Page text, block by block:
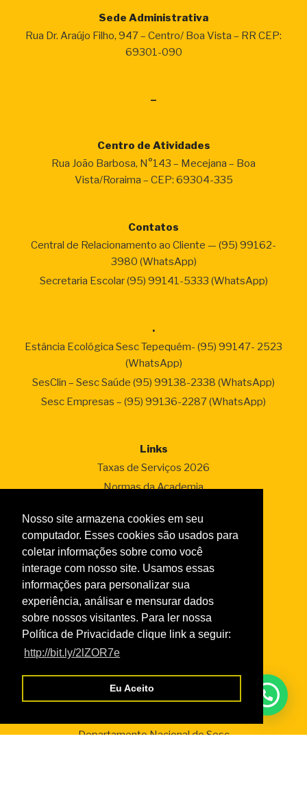
Nosso site armazena cookies em seu
computador. Esses cookies são usados para
coletar informações sobre como você
interage com nosso site. Usamos essas
informações para personalizar sua
experiência, análisar e mensurar dados
sobre nossos visitantes. Para ler nossa
Política de Privacidade clique link a seguir:
http://bit.ly/2lZOR7e
Eu Aceito
Sede Administrativa
Rua Dr. Araújo Filho, 947 – Centro/ Boa Vista – RR CEP:
69301-090
–
Centro de Atividades
Rua João Barbosa, N°143 – Mecejana – Boa
Vista/Roraima – CEP: 69304-335
Contatos
Central de Relacionamento ao Cliente — (95) 99162-
3980 (WhatsApp)
Secretaria Escolar (95) 99141-5333 (WhatsApp)
.
Estância Ecológica Sesc Tepequém- (95) 99147- 2523
(WhatsApp)
SesClin – Sesc Saúde (95) 99138-2338 (WhatsApp)
Sesc Empresas – (95) 99136-2287 (WhatsApp)
Links
Taxas de Serviços 2026
Normas da Academia
Normas de Atendimento da Odontologia
Normas Cursos Livres Cultura
Serviços
Credencial Virtual
Boleto SescRR
Cadastro de Fornecedores
Departamento Nacional do Sesc